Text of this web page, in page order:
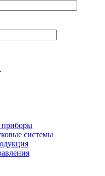
приборы
системы